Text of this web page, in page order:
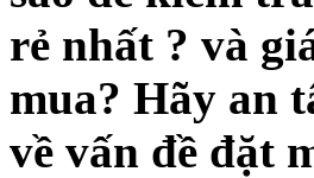
rẻ nhất ? và
mua? Hãy an
về vấn đề đặt